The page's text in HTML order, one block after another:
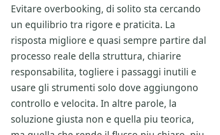
Evitare overbooking, di solito sta cercando
un equilibrio tra rigore e praticita. La
risposta migliore e quasi sempre partire dal
processo reale della struttura, chiarire
responsabilita, togliere i passaggi inutili e
usare gli strumenti solo dove aggiungono
controllo e velocita. In altre parole, la
soluzione giusta non e quella piu teorica,